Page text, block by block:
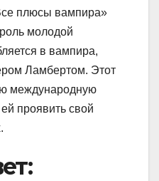
плюсы вампира»
молодой
в вампира,
Ламбертом. Этот
международную
проявить свой